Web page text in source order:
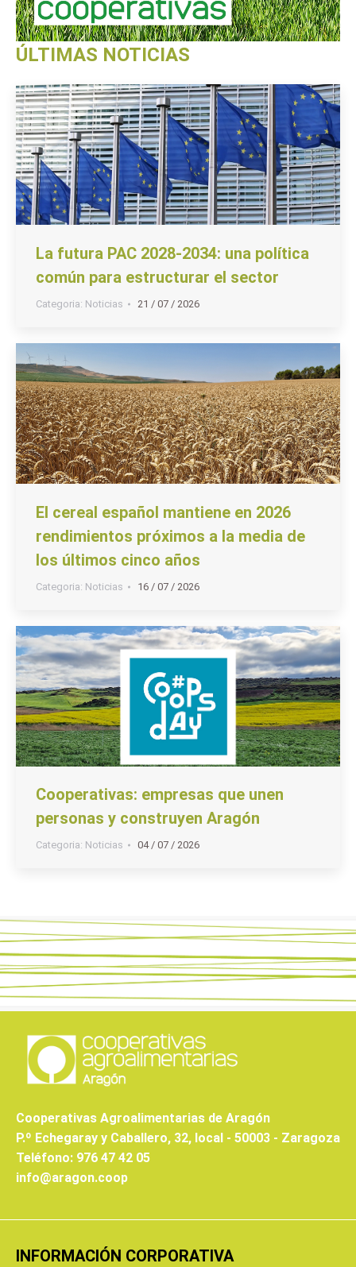
ÚLTIMAS NOTICIAS
La futura PAC 2028-2034: una política
común para estructurar el sector
Categoria: Noticias 21 / 07 / 2026
El cereal español mantiene en 2026
rendimientos próximos a la media de
los últimos cinco años
Categoria: Noticias 16 / 07 / 2026
Cooperativas: empresas que unen
personas y construyen Aragón
Categoria: Noticias 04 / 07 / 2026
Cooperativas Agroalimentarias de Aragón
P.º Echegaray y Caballero, 32, local - 50003 - Zaragoza
Teléfono: 976 47 42 05
info@aragon.coop
INFORMACIÓN CORPORATIVA